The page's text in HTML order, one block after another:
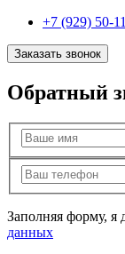
+7 (929) 50-
Заказать звонок
Обратный
Заполняя форму, я
данных